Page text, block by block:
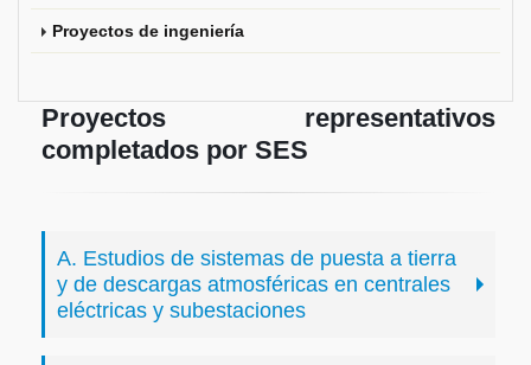
Proyectos de ingeniería
Proyectos representativos
completados por SES
A. Estudios de sistemas de puesta a tierra
y de descargas atmosféricas en centrales
eléctricas y subestaciones